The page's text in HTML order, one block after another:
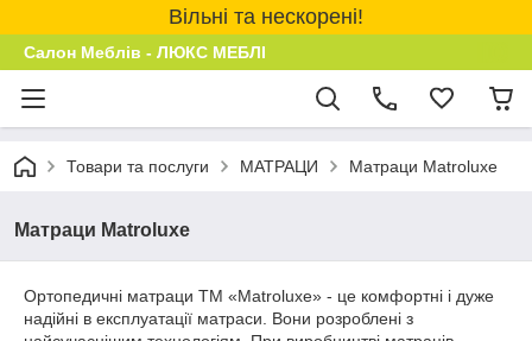
Вільні та нескорені!
Салон Меблів - ЛЮКС МЕБЛІ
Товари та послуги МАТРАЦИ Матраци Matroluxe
Матраци Matroluxe
Ортопедичні матраци ТМ «Matroluxe» - це комфортні і дуже
надійні в експлуатації матраси. Вони розроблені з